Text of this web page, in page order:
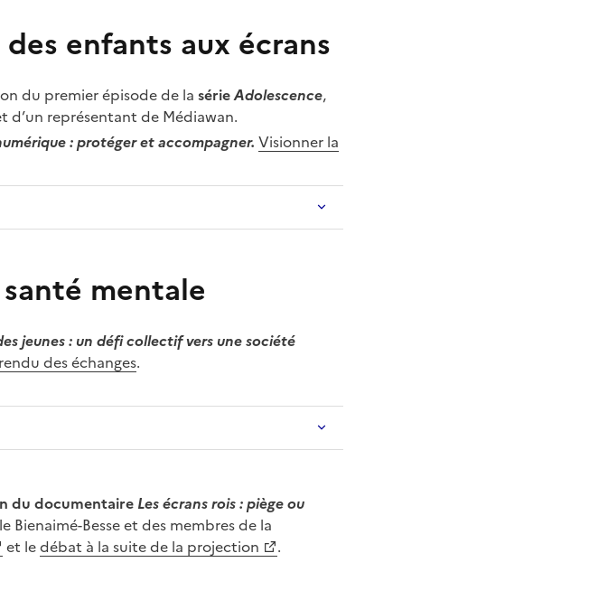
enfants aux écrans
du premier épisode de la sérieAdolescence,
d’un représentant de Médiawan.
: protéger et accompagner. Visionner la
mentale
jeunes : un défi collectif vers une société
des échanges.
du documentaire Les écrans rois : piège ou
Bienaimé-Besse et des membres de la
et ledébat à la suite de la projection .